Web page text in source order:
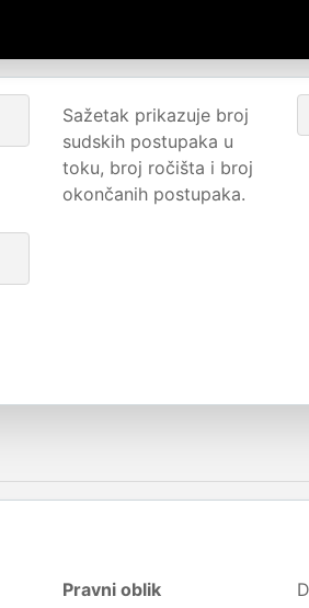
Sažetak prikazuje broj
sudskih postupaka u
toku, broj ročišta i broj
okončanih postupaka.
Pravni oblik